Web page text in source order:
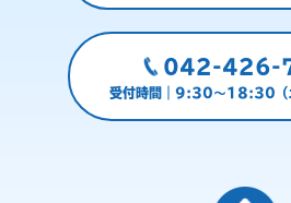
042-426-
受付時間｜9:30～18:30（